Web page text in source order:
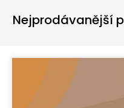
Nejprodávanější